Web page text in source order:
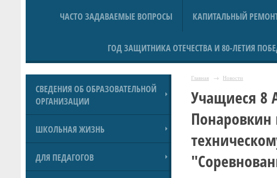
ЧАСТО ЗАДАВАЕМЫЕ ВОПРОСЫ КАПИТАЛЬНЫЙ
ГОД ЗАЩИТНИКА ОТЕЧЕСТВА И 80-ЛЕТИЯ
СВЕДЕНИЯ ОБ ОБРАЗОВАТЕЛЬНОЙ
ОРГАНИЗАЦИИ
ШКОЛЬНАЯ ЖИЗНЬ
ДЛЯ ПЕДАГОГОВ
Главная → Новости
Учащиеся 8